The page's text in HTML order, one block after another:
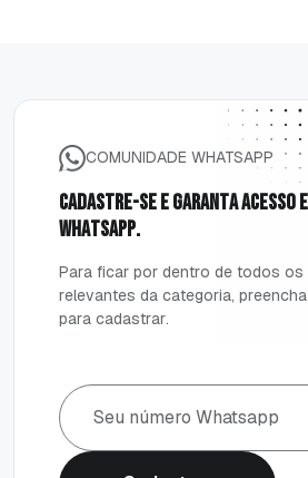
COMUNIDADE WHATSAPP
Cadastre-seegarantaacessoe
whatsapp.
Para ficar por dentro de todos os
relevantes da categoria, preencha
para cadastrar.